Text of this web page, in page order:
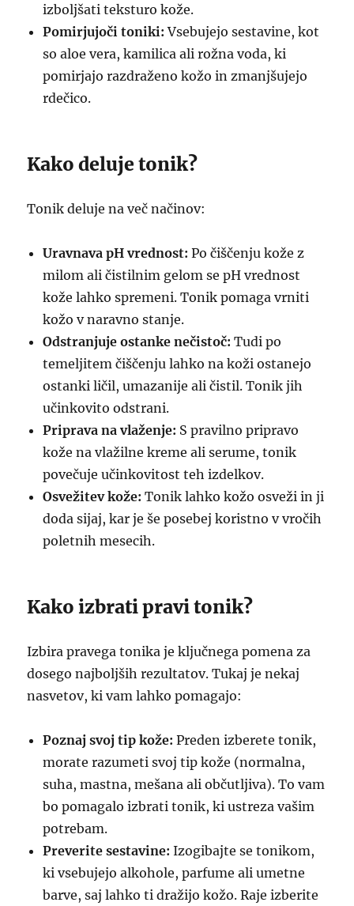
izboljšati teksturo kože.
Pomirjujoči toniki: Vsebujejo sestavine, kot
so aloe vera, kamilica ali rožna voda, ki
pomirjajo razdraženo kožo in zmanjšujejo
rdečico.
Kako deluje tonik?
Tonik deluje na več načinov:
Uravnava pH vrednost: Po čiščenju kože z
milom ali čistilnim gelom se pH vrednost
kože lahko spremeni. Tonik pomaga vrniti
kožo v naravno stanje.
Odstranjuje ostanke nečistoč: Tudi po
temeljitem čiščenju lahko na koži ostanejo
ostanki ličil, umazanije ali čistil. Tonik jih
učinkovito odstrani.
Priprava na vlaženje: S pravilno pripravo
kože na vlažilne kreme ali serume, tonik
povečuje učinkovitost teh izdelkov.
Osvežitev kože: Tonik lahko kožo osveži in ji
doda sijaj, kar je še posebej koristno v vročih
poletnih mesecih.
Kako izbrati pravi tonik?
Izbira pravega tonika je ključnega pomena za
dosego najboljših rezultatov. Tukaj je nekaj
nasvetov, ki vam lahko pomagajo:
Poznaj svoj tip kože: Preden izberete tonik,
morate razumeti svoj tip kože (normalna,
suha, mastna, mešana ali občutljiva). To vam
bo pomagalo izbrati tonik, ki ustreza vašim
potrebam.
Preverite sestavine: Izogibajte se tonikom,
ki vsebujejo alkohole, parfume ali umetne
barve, saj lahko ti dražijo kožo. Raje izberite